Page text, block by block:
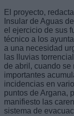
El proyecto,
Insular de Aguas
el ejercicio de sus
técnico a los
a una necesidad
las lluvias
de abril, cuando se
importantes
incidencias en
puntos de Argana,
manifiesto las
sistema de